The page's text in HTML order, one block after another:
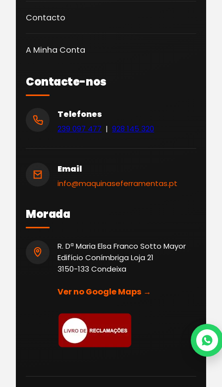
Contacto
A Minha Conta
Contacte-nos
Telefones
239 097 477 | 928 145 320
Email
info@maquinaseferramentas.pt
Morada
R. Dª Maria Elsa Franco Sotto Mayor
Edifício Conímbriga Loja 21
3150-133 Condeixa
Ver no Google Maps →